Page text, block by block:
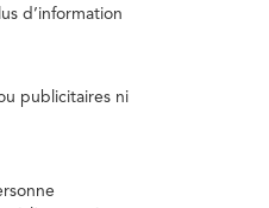
d’information
publicitaires ni